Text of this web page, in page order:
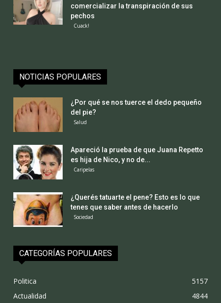
comercializar la transpiración de sus
pechos
Cuack!
NOTICIAS POPULARES
¿Por qué se nos tuerce el dedo pequeño
del pie?
Salud
Apareció la prueba de que Juana Repetto
es hija de Nico, y no de...
Caripelas
¿Querés tatuarte el pene? Esto es lo que
tenes que saber antes de hacerlo
Sociedad
CATEGORÍAS POPULARES
Politica
5157
Actualidad
4844